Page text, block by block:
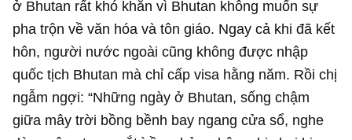
ở Bhutan rất khó khăn vì Bhutan không muốn sự
pha trộn về văn hóa và tôn giáo. Ngay cả khi đã kết
hôn, người nước ngoài cũng không được nhập
quốc tịch Bhutan mà chỉ cấp visa hằng năm. Rồi chị
ngẫm ngợi: “Những ngày ở Bhutan, sống chậm
giữa mây trời bồng bềnh bay ngang cửa sổ, nghe